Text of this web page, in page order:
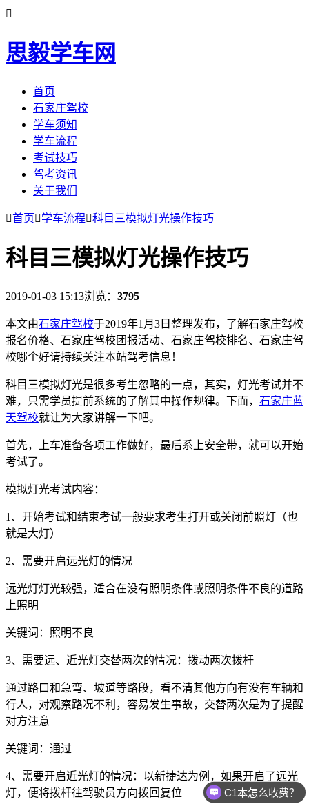

思毅学车网
首页
石家庄驾校
学车须知
学车流程
考试技巧
驾考资讯
关于我们
首页学车流程科目三模拟灯光操作技巧
科目三模拟灯光操作技巧
2019-01-03 15:13浏览： 3795
本文由石家庄驾校于2019年1月3日整理发布，了解石家庄驾校
报名价格、石家庄驾校团报活动、石家庄驾校排名、石家庄驾
校哪个好请持续关注本站驾考信息！
科目三模拟灯光是很多考生忽略的一点，其实，灯光考试并不
难，只需学员提前系统的了解其中操作规律。下面， 石家庄蓝
天驾校就让为大家讲解一下吧。
首先，上车准备各项工作做好，最后系上安全带，就可以开始
考试了。
模拟灯光考试内容：
1 、开始考试和结束考试一般要求考生打开或关闭前照灯（也
就是大灯）
2、需要开启远光灯的情况
远光灯灯光较强，适合在没有照明条件或照明条件不良的道路
上照明
关键词：照明不良
3、需要远、近光灯交替两次的情况：拨动两次拨杆
通过路口和急弯、坡道等路段，看不清其他方向有没有车辆和
行人，对观察路况不利，容易发生事故，交替两次是为了提醒
对方注意
关键词：通过
4、需要开启近光灯的情况：以新捷达为例，如果开启了远光
灯，便将拨杆往驾驶员方向拨回复位
C1本怎么收费？